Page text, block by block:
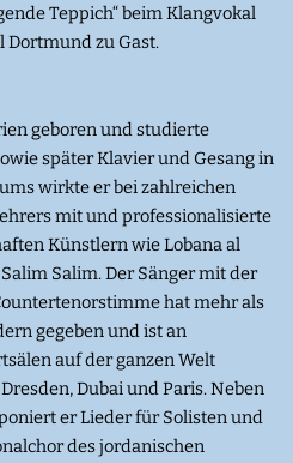
Teppich“ beim Klangvokal
zu Gast.
geboren und studierte
später Klavier und Gesang in
wirkte er bei zahlreichen
mit und professionalisierte
Künstlern wie Lobana al
Salim. Der Sänger mit der
hat mehr als
gegeben und ist an
auf der ganzen Welt
Dubai und Paris. Neben
er Lieder für Solisten und
des jordanischen